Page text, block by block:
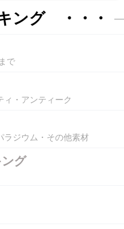
ング ・・・
で
ィ・アンティーク
ラジウム・その他素材
グ